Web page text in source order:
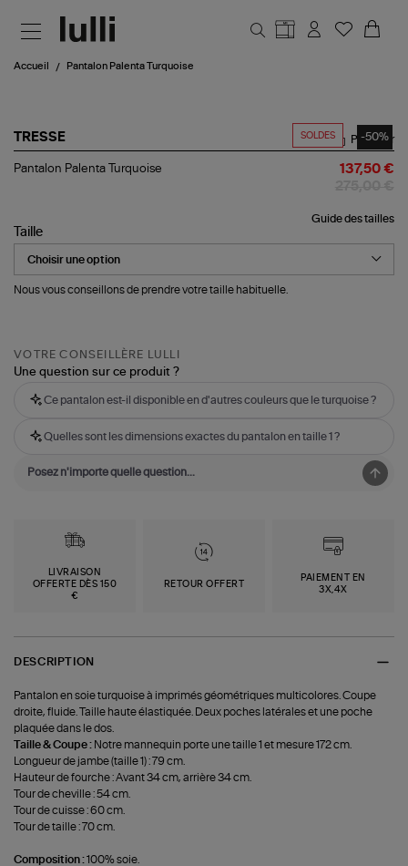
Accueil Pantalon Palenta Turquoise
SOLDES -50%
TRESSE
Pantalon
Partager
Pantalon Palenta Turquoise 137,50 €
Guide des tailles
Taille
Nous vous conseillons de prendre votre taille habituelle.
VOTRE CONSEILLÈRE LULLI
Une question sur ce produit ?
Ce pantalon est-il disponible en d'autres couleurs que le turquoise ?
Quelles sont les dimensions exactes du pantalon en taille 1 ?
LIVRAISON
OFFERTE DÈS 150
€
RETOUR OFFERT
PAIEMENT EN
3X,4X
DESCRIPTION
Pantalon en soie turquoise à imprimés géométriques multicolores. Coupe
droite, fluide. Taille haute élastiquée. Deux poches latérales et une poche
plaquée dans le dos.
Taille & Coupe : Notre mannequin porte une taille 1 et mesure 172 cm.
Longueur de jambe (taille 1) : 79 cm.
Hauteur de fourche : Avant 34 cm, arrière 34 cm.
Tour de cheville : 54 cm.
Tour de cuisse : 60 cm.
Tour de taille : 70 cm.
Composition :100% soie.